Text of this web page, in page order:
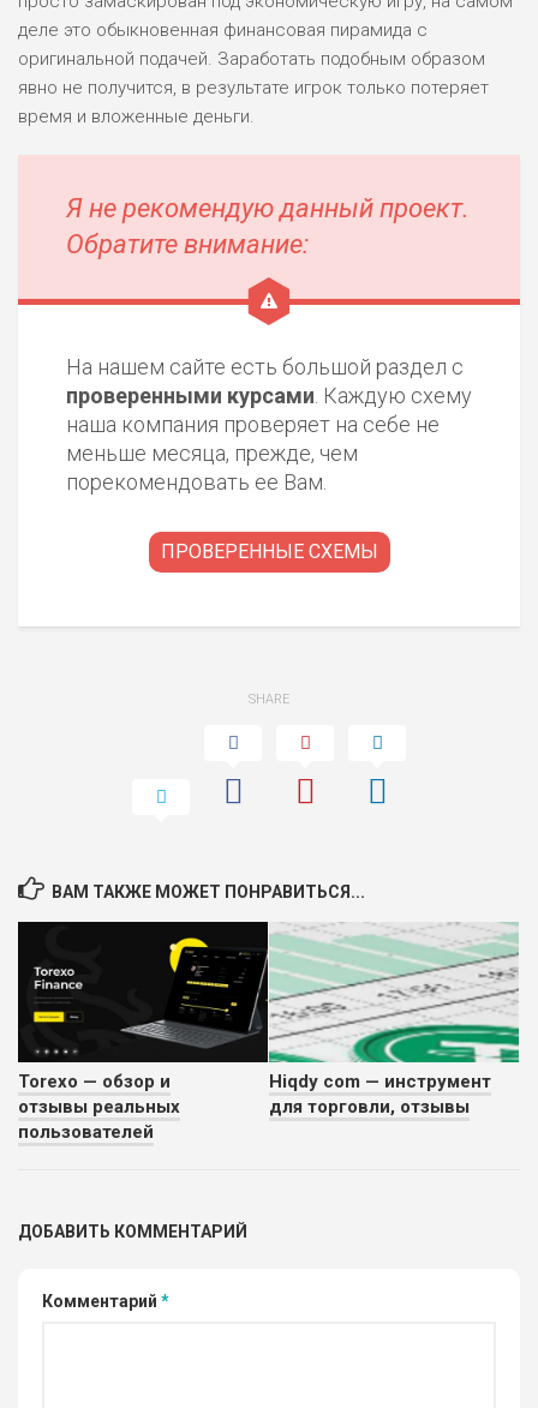
ПОДОЙДЕТ
ВСЕМ
РИСКИ: НИЗКИЕ
БЮДЖЕТ: НИЗКИЙ
ОБЗОР
деле это обыкновенная финансовая пирамида с
оригинальной подачей. Заработать подобным образом
явно не получится, в результате игрок только потеряет
время и вложенные деньги.
Я не рекомендую данный проект.
Обратите внимание:
На нашем сайте есть большой раздел с
проверенными курсами . Каждую схему
наша компания проверяет на себе не
меньше месяца, прежде, чем
порекомендовать ее Вам.
ПРОВЕРЕННЫЕ СХЕМЫ
SHARE
ВАМ ТАКЖЕ МОЖЕТ ПОНРАВИТЬСЯ...
Torexo — обзор и
отзывы реальных
пользователей
Hiqdy com — инструмент
для торговли, отзывы
ДОБАВИТЬ КОММЕНТАРИЙ
Комментарий *